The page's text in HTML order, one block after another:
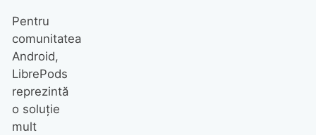
Pentru
comunitatea
Android,
LibrePods
reprezintă
o soluție
mult